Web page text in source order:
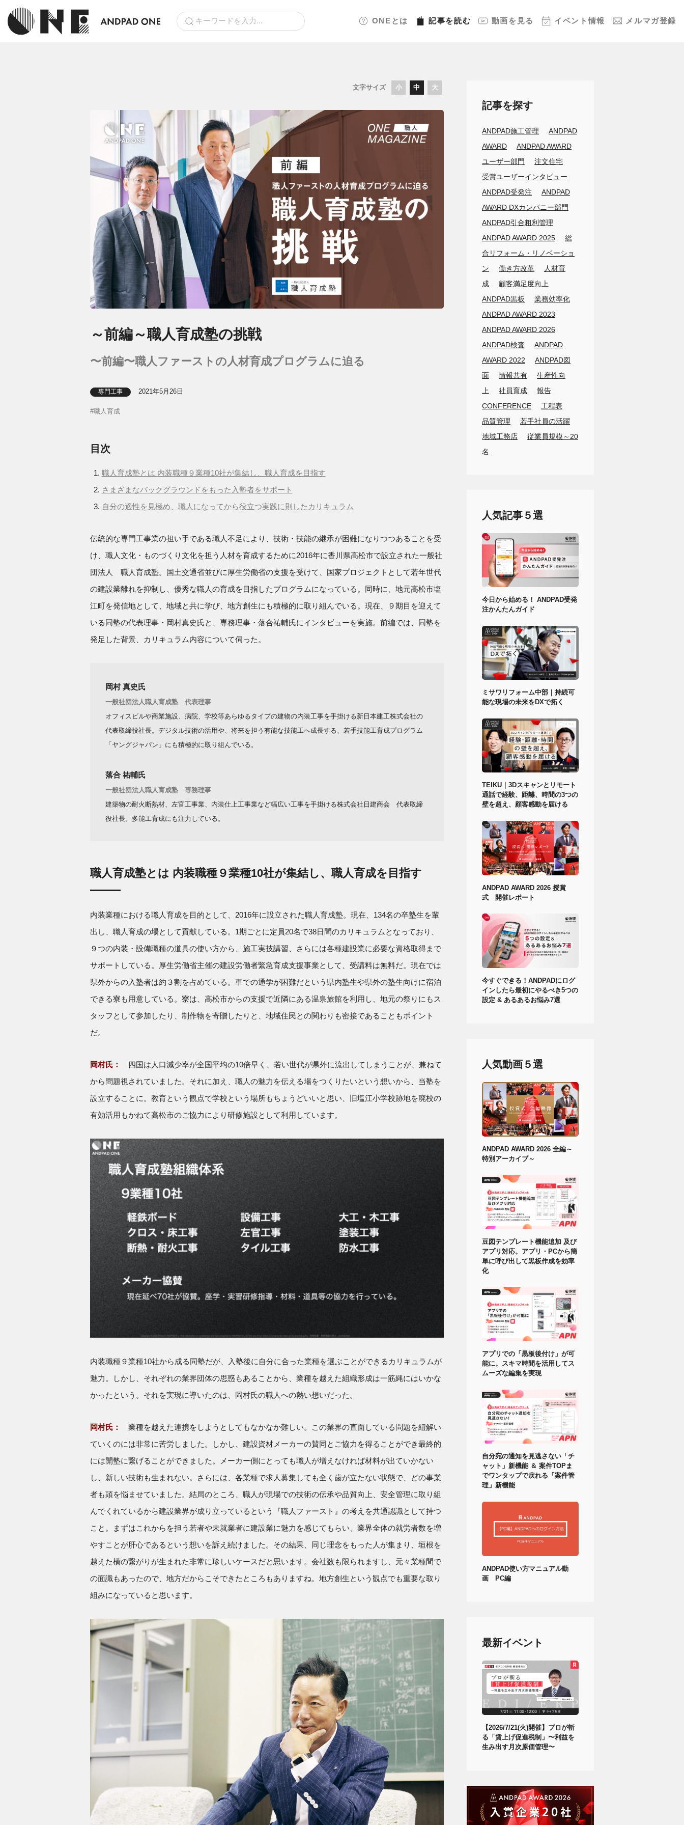
ONEとは 記事を読む 動画を見る イベント情報 メルマガ登録
文字サイズ 小 中 大
～前編～職人育成塾の挑戦
〜前編〜職人ファーストの人材育成プログラムに迫る
専門工事 2021年5月26日
職人育成
目次
職人育成塾とは 内装職種９業種10社が集結し、職人育成を目指す
さまざまなバックグラウンドをもった入塾者をサポート
自分の適性を見極め、職人になってから役立つ実践に則したカリキュラム
伝統的な専門工事業の担い手である職人不足により、技術・技能の継承が困難になりつつあることを受
け、職人文化・ものづくり文化を担う人材を育成するために2016年に香川県高松市で設立された一般社
団法人 職人育成塾。国土交通省並びに厚生労働省の支援を受けて、国家プロジェクトとして若年世代
の建設業離れを抑制し、優秀な職人の育成を目指したプログラムになっている。同時に、地元高松市塩
江町を発信地として、地域と共に学び、地方創生にも積極的に取り組んでいる。現在、９期目を迎えて
いる同塾の代表理事・岡村真史氏と、専務理事・落合祐輔氏にインタビューを実施。前編では、同塾を
発足した背景、カリキュラム内容について伺った。
岡村 真史氏
一般社団法人職人育成塾 代表理事
オフィスビルや商業施設、病院、学校等あらゆるタイプの建物の内装工事を手掛ける新⽇本建⼯株式会社の
代表取締役社長。デジタル技術の活用や、将来を担う有能な技能工へ成長する、若手技能工育成プログラム
「ヤングジャパン」にも積極的に取り組んでいる。
落合 祐輔氏
一般社団法人職人育成塾 専務理事
建築物の耐火断熱材、左官工事業、内装仕上工事業など幅広い工事を手掛ける株式会社日建商会 代表取締
役社長。多能工育成にも注力している。
職人育成塾とは 内装職種９業種10社が集結し、職人育成を目指す
内装業種における職人育成を目的として、2016年に設立された職人育成塾。現在、134名の卒塾生を輩
出し、職人育成の場として貢献している。1期ごとに定員20名で38日間のカリキュラムとなっており、
９つの内装・設備職種の道具の使い方から、施工実技講習、さらには各種建設業に必要な資格取得まで
サポートしている。厚生労働省主催の建設労働者緊急育成支援事業として、受講料は無料だ。現在では
県外からの入塾者は約３割を占めている。車での通学が困難だという県内塾生や県外の塾生向けに宿泊
できる寮も用意している。寮は、高松市からの支援で近隣にある温泉旅館を利用し、地元の祭りにもス
タッフとして参加したり、制作物を寄贈したりと、地域住民との関わりも密接であることもポイント
だ。
岡村氏： 四国は人口減少率が全国平均の10倍早く、若い世代が県外に流出してしまうことが、兼ねて
から問題視されていました。それに加え、職人の魅力を伝える場をつくりたいという想いから、当塾を
設立することに。教育という観点で学校という場所もちょうどいいと思い、旧塩江小学校跡地を廃校の
有効活用もかねて高松市のご協力により研修施設として利用しています。
内装職種９業種10社から成る同塾だが、入塾後に自分に合った業種を選ぶことができるカリキュラムが
魅力。しかし、それぞれの業界団体の思惑もあることから、業種を越えた組織形成は一筋縄にはいかな
かったという。それを実現に導いたのは、岡村氏の職人への熱い想いだった。
岡村氏： 業種を越えた連携をしようとしてもなかなか難しい。この業界の直面している問題を紐解い
ていくのには非常に苦労しました。しかし、建設資材メーカーの賛同とご協力を得ることができ最終的
には開塾に繋げることができました。メーカー側にとっても職人が増えなければ材料が出ていかない
し、新しい技術も生まれない。さらには、各業種で求人募集しても全く歯が立たない状態で、どの事業
者も頭を悩ませていました。結局のところ、職人が現場での技術の伝承や品質向上、安全管理に取り組
んでくれているから建設業界が成り立っているという『職人ファースト』の考えを共通認識として持つ
こと。まずはこれからを担う若者や未就業者に建設業に魅力を感じてもらい、業界全体の就労者数を増
やすことが肝心であるという想いを訴え続けました。その結果、同じ理念をもった人が集まり、垣根を
越えた横の繋がりが生まれた非常に珍しいケースだと思います。会社数も限られますし、元々業種間で
の面識もあったので、地方だからこそできたところもありますね。地方創生という観点でも重要な取り
組みになっていると思います。
記事を探す
ANDPAD施工管理
ANDPAD
AWARD
ANDPAD AWARD
ユーザー部門
注文住宅
受賞ユーザーインタビュー
ANDPAD受発注
ANDPAD
AWARD DXカンパニー部門
ANDPAD引合粗利管理
ANDPAD AWARD 2025
総
合リフォーム・リノベーショ
ン
働き方改革
人材育
成
顧客満足度向上
ANDPAD黒板
業務効率化
ANDPAD AWARD 2023
ANDPAD AWARD 2026
ANDPAD検査
ANDPAD
AWARD 2022
ANDPAD図
面
情報共有
生産性向
上
社員育成
報告
CONFERENCE
工程表
品質管理
若手社員の活躍
地域工務店
従業員規模～20
名
人気記事５選
今日から始める！ ANDPAD受発
注かんたんガイド
ミサワリフォーム中部｜持続可
能な現場の未来をDXで拓く
TEIKU｜3Dスキャンとリモート
通話で経験、距離、時間の3つの
壁を超え、顧客感動を届ける
ANDPAD AWARD 2026 授賞
式 開催レポート
今すぐできる！ANDPADにログ
インしたら最初にやるべき5つの
設定 & あるあるお悩み7選
人気動画５選
ANDPAD AWARD 2026 全編～
特別アーカイブ～
豆図テンプレート機能追加 及び
アプリ対応。アプリ・PCから簡
単に呼び出して黒板作成を効率
化
アプリでの「黒板後付け」が可
能に。スキマ時間を活用してス
ムーズな編集を実現
自分宛の通知を見逃さない「チ
ャット」新機能 ＆ 案件TOPま
でワンタップで戻れる「案件管
理」新機能
ANDPAD使い方マニュアル動
画 PC編
最新イベント
【2026/7/21(火)開催】プロが斬
る「賃上げ促進税制」〜利益を
生み出す月次原価管理〜